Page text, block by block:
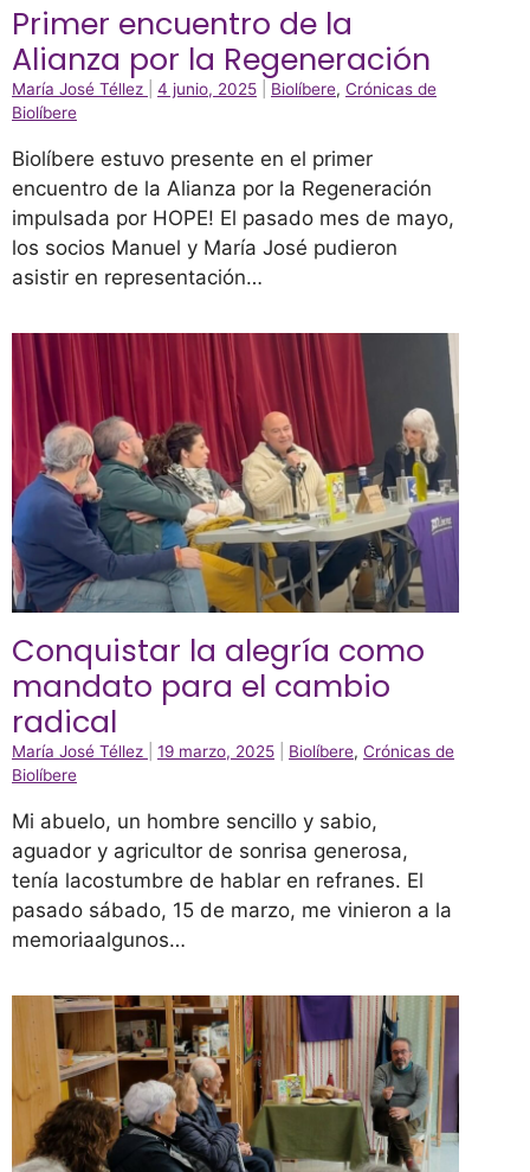
Primer encuentro de la
Alianza por la Regeneración
María José Téllez 4 junio, 2025 Biolíbere, Crónicas de
Biolíbere
Biolíbere estuvo presente en el primer
encuentro de la Alianza por la Regeneración
impulsada por HOPE! El pasado mes de mayo,
los socios Manuel y María José pudieron
asistir en representación…
Conquistar la alegría como
mandato para el cambio
radical
María José Téllez 19 marzo, 2025 Biolíbere, Crónicas de
Biolíbere
Mi abuelo, un hombre sencillo y sabio,
aguador y agricultor de sonrisa generosa,
tenía lacostumbre de hablar en refranes. El
pasado sábado, 15 de marzo, me vinieron a la
memoriaalgunos…